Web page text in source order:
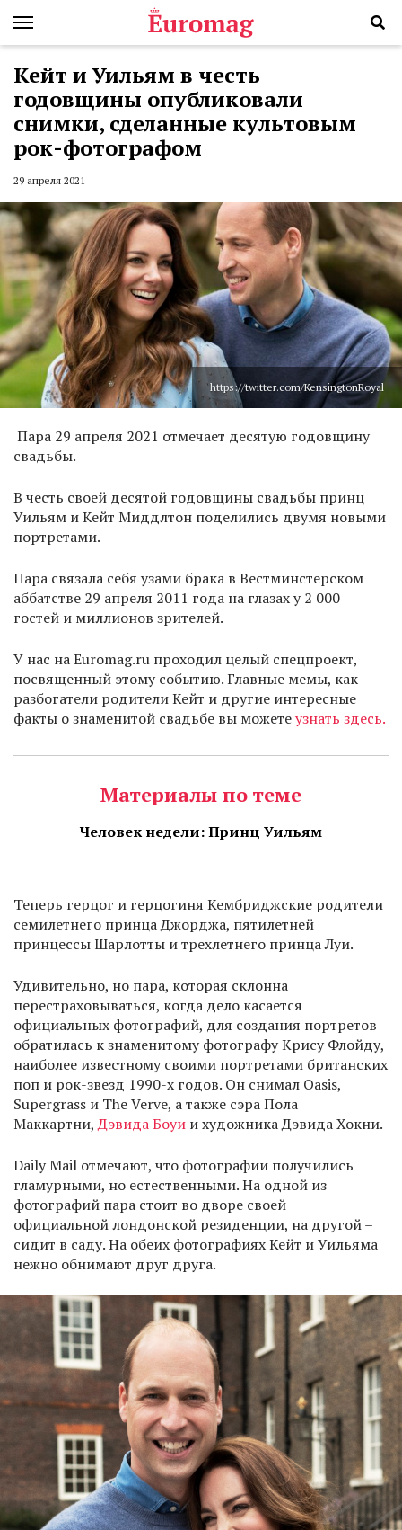
Кейт и Уильям в честь
годовщины опубликовали
снимки, сделанные культовым
рок-фотографом
29 апреля 2021
https://twitter.com/KensingtonRoyal
Пара 29 апреля 2021 отмечает десятую годовщину
свадьбы.
В честь своей десятой годовщины свадьбы принц
Уильям и Кейт Миддлтон поделились двумя новыми
портретами.
Пара связала себя узами брака в Вестминстерском
аббатстве 29 апреля 2011 года на глазах у 2 000
гостей и миллионов зрителей.
У нас на Euromag.ru проходил целый спецпроект,
посвященный этому событию. Главные мемы, как
разбогатели родители Кейт и другие интересные
факты о знаменитой свадьбе вы можетеузнать здесь.
Материалы по теме
Человек недели: Принц Уильям
Теперь герцог и герцогиня Кембриджские родители
семилетнего принца Джорджа, пятилетней
принцессы Шарлотты и трехлетнего принца Луи.
Удивительно, но пара, которая склонна
перестраховываться, когда дело касается
официальных фотографий, для создания портретов
обратилась к знаменитому фотографу Крису Флойду,
наиболее известному своими портретами британских
поп и рок-звезд 1990-х годов. Он снимал Oasis,
Supergrass и The Verve, а также сэра Пола
Маккартни,Дэвида Боуи и художника Дэвида Хокни.
Daily Mail отмечают, что фотографии получились
гламурными, но естественными. На одной из
фотографий пара стоит во дворе своей
официальной лондонской резиденции, на другой –
сидит в саду. На обеих фотографиях Кейт и Уильяма
нежно обнимают друг друга.